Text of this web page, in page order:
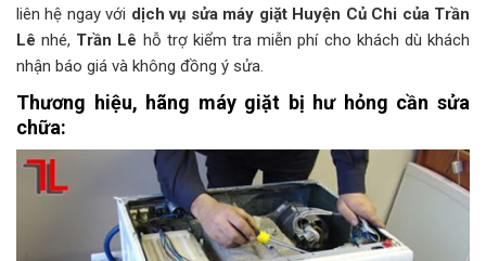
liên hệ ngay với dịch vụ sửa máy giặt Huyện Củ Chi của Trần
Lê nhé, Trần Lê hỗ trợ kiểm tra miễn phí cho khách dù khách
nhận báo giá và không đồng ý sửa.
Thương hiệu, hãng máy giặt bị hư hỏng cần sửa
chữa: